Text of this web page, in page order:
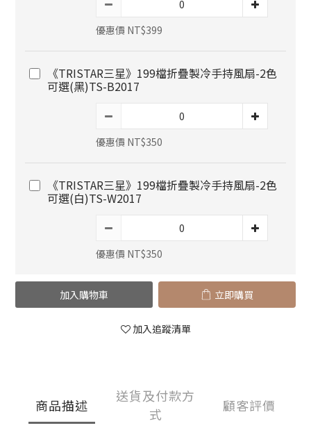
優惠價 NT$399
《TRISTAR三星》199檔折疊製冷手持風扇-2色
可選(黑)TS-B2017
優惠價 NT$350
《TRISTAR三星》199檔折疊製冷手持風扇-2色
可選(白)TS-W2017
優惠價 NT$350
加入購物車 立即購買
加入追蹤清單
商品描述
送貨及付款方
式
顧客評價